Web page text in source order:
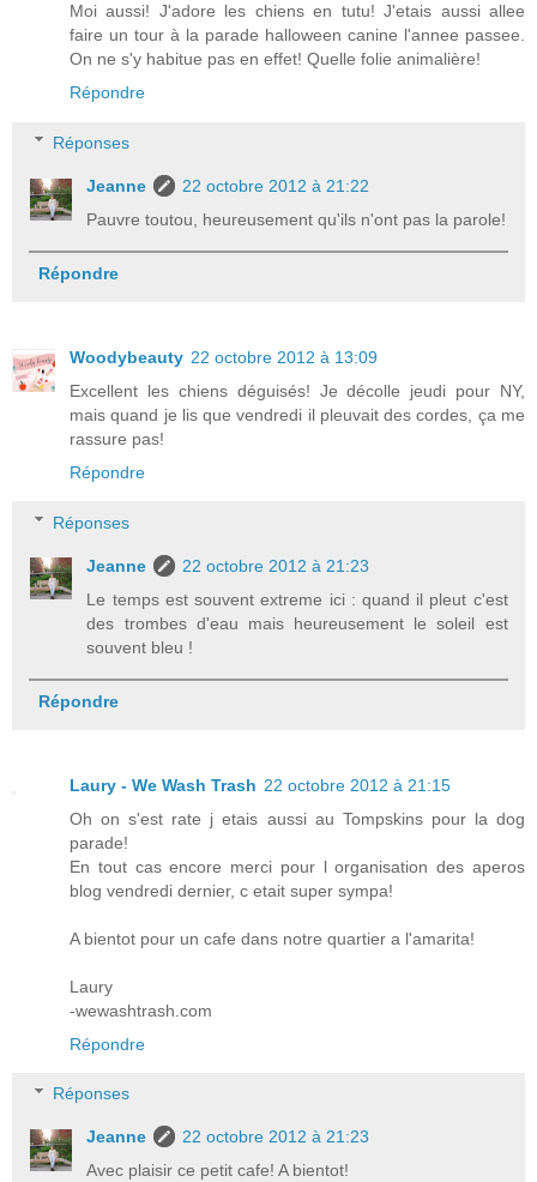
Moi aussi! J'adore les chiens en tutu! J'etais aussi allee
faire un tour à la parade halloween canine l'annee passee.
On ne s'y habitue pas en effet! Quelle folie animalière!
Répondre
Réponses
Jeanne
22 octobre 2012 à 21:22
Pauvre toutou, heureusement qu'ils n'ont pas la parole!
Répondre
Woodybeauty 22 octobre 2012 à 13:09
Excellent les chiens déguisés! Je décolle jeudi pour NY,
mais quand je lis que vendredi il pleuvait des cordes, ça me
rassure pas!
Répondre
Réponses
Jeanne
22 octobre 2012 à 21:23
Le temps est souvent extreme ici : quand il pleut c'est
des trombes d'eau mais heureusement le soleil est
souvent bleu !
Répondre
Laury - We Wash Trash 22 octobre 2012 à 21:15
Oh on s'est rate j etais aussi au Tompskins pour la dog
parade!
En tout cas encore merci pour l organisation des aperos
blog vendredi dernier, c etait super sympa!
A bientot pour un cafe dans notre quartier a l'amarita!
Laury
-wewashtrash.com
Répondre
Réponses
Jeanne
22 octobre 2012 à 21:23
Avec plaisir ce petit cafe! A bientot!